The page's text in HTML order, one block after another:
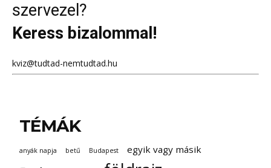
szervezel?
Keress bizalommal!
kviz@tudtad-nemtudtad.hu
TÉMÁK
anyák napja betű Budapest egyik vagy másik